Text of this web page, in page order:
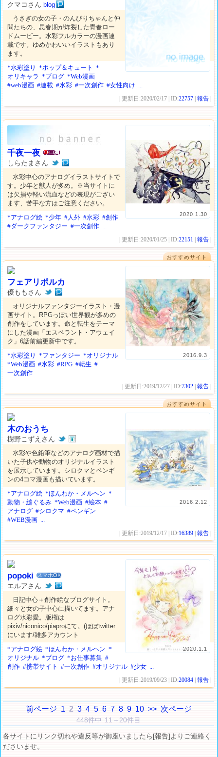
クマコさんblog
うさぎの女の子・のんびりちゃんと仲
間たちの、思春期が炸裂した青春ロー
ドムービー。水彩フルカラーの漫画連
載です。ゆめかわいいイラストもあり
ます。
*水彩塗り
*ポップ＆キュート
*
オリキャラ *ブログ *Web漫画
#web漫画 #連載 #水彩 #一次創作 #女性向け ...
| 更新日:2020/02/17 | ID:22757 |報告
2020.1.30
千夜一夜
しらたまさん
水彩中心のアナログイラストサイトで
す。少年と獣人が多め。※当サイトに
は欠損や軽い流血などの表現がござい
ます、苦手な方はご注意ください。
*アナログ絵 *少年 #人外 #水彩 #創作
#ダークファンタジー #一次創作 ...
| 更新日:2020/01/25 | ID:22151 |報告
おすすめサイト
2016.9.3
フェアリポルカ
優ももさん
オリジナルファンタジーイラスト・漫
画サイト。RPGっぽい世界観が多めの
創作をしています。命と転生をテーマ
にした漫画「エスペラント・アウェイ
ク」6話前編更新中です。
*水彩塗り
*ファンタジー *オリジナル
*Web漫画 #水彩 #RPG #転生 #
一次創作
| 更新日:2019/12/27 | ID:7302 |報告
おすすめサイト
2016.2.12
木のおうち
樹野こずえさん
水彩や色鉛筆などのアナログ画材で描
いた子供や動物のオリジナルイラスト
を展示しています。シロクマとペンギ
ンの4コマ漫画も描いています。
*アナログ絵 *ほんわか・メルヘン *
動物・縫ぐるみ *Web漫画 #絵本 #
アナログ #シロクマ #ペンギン
#WEB漫画 ...
| 更新日:2019/12/17 | ID:16389 |報告
2020.1.1
popoki スマホOK
エルアさん
日記中心＋創作絵なブログサイト。
細々と女の子中心に描いてます。アナ
ログ水彩愛。版権は
pixiv/niconico/piaproにて。(ほぼtwitter
にいます/雑多アカウント
*アナログ絵 *ほんわか・メルヘン *
オリジナル *ブログ *お仕事募集 #
創作 #携帯サイト #一次創作 #オリジナル #少女 ...
| 更新日:2019/09/23 | ID:20084 |報告
前ページ 1 2 3 4 5 6 7 8 9 10 >> 次ページ
448件中 11～20件目
各サイトにリンク切れや違反等が御座いましたら[報告]よりご連絡く
ださいませ。